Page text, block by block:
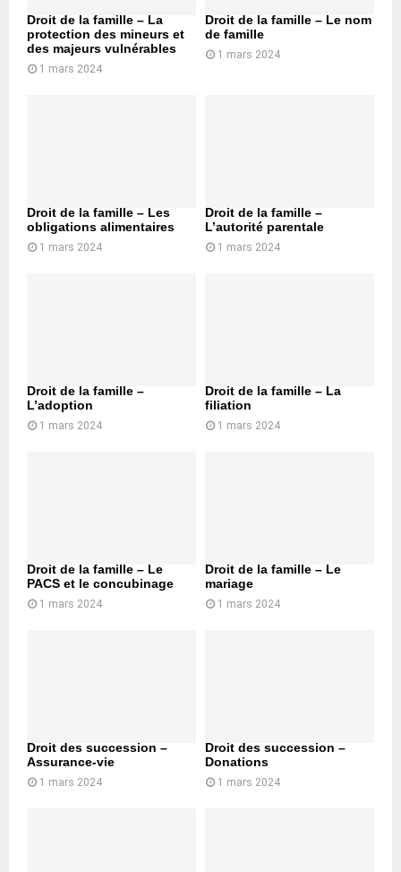
Droit de la famille – La
protection des mineurs et
des majeurs vulnérables
1 mars 2024
Droit de la famille – Le nom
de famille
1 mars 2024
Droit de la famille – Les
obligations alimentaires
1 mars 2024
Droit de la famille –
L’autorité parentale
1 mars 2024
Droit de la famille –
L’adoption
1 mars 2024
Droit de la famille – La
filiation
1 mars 2024
Droit de la famille – Le
PACS et le concubinage
1 mars 2024
Droit de la famille – Le
mariage
1 mars 2024
Droit des succession –
Assurance-vie
1 mars 2024
Droit des succession –
Donations
1 mars 2024